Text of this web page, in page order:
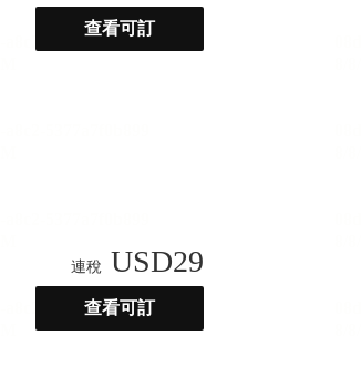
查看可訂
連稅 USD29
查看可訂